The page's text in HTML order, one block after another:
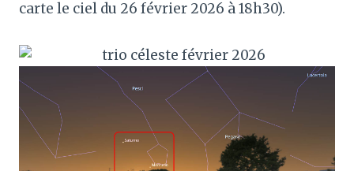
carte le ciel du 26 février 2026 à 18h30).